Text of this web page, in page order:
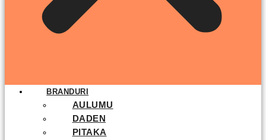
BRANDURI
AULUMU
DADEN
PITAKA